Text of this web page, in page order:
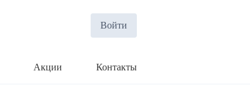
Войти
Акции Контакты